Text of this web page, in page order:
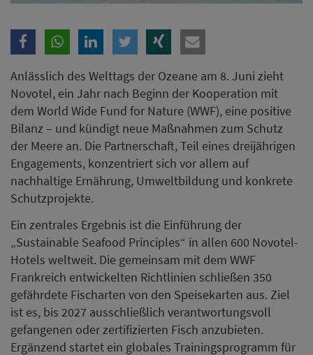
Anlässlich des Welttags der Ozeane am 8. Juni zieht
Novotel, ein Jahr nach Beginn der Kooperation mit
dem World Wide Fund for Nature (WWF), eine positive
Bilanz – und kündigt neue Maßnahmen zum Schutz
der Meere an. Die Partnerschaft, Teil eines dreijährigen
Engagements, konzentriert sich vor allem auf
nachhaltige Ernährung, Umweltbildung und konkrete
Schutzprojekte.
Ein zentrales Ergebnis ist die Einführung der
„Sustainable Seafood Principles“ in allen 600 Novotel-
Hotels weltweit. Die gemeinsam mit dem WWF
Frankreich entwickelten Richtlinien schließen 350
gefährdete Fischarten von den Speisekarten aus. Ziel
ist es, bis 2027 ausschließlich verantwortungsvoll
gefangenen oder zertifizierten Fisch anzubieten.
Ergänzend startet ein globales Trainingsprogramm für